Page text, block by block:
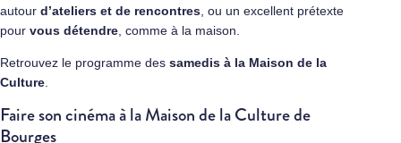
autour d’ateliers et de rencontres , ou un excellent prétexte
pour vous détendre , comme à la maison.
Retrouvez le programme des samedis à la Maison de la
Culture
Faire son cinéma à la Maison de la Culture de
Bourges